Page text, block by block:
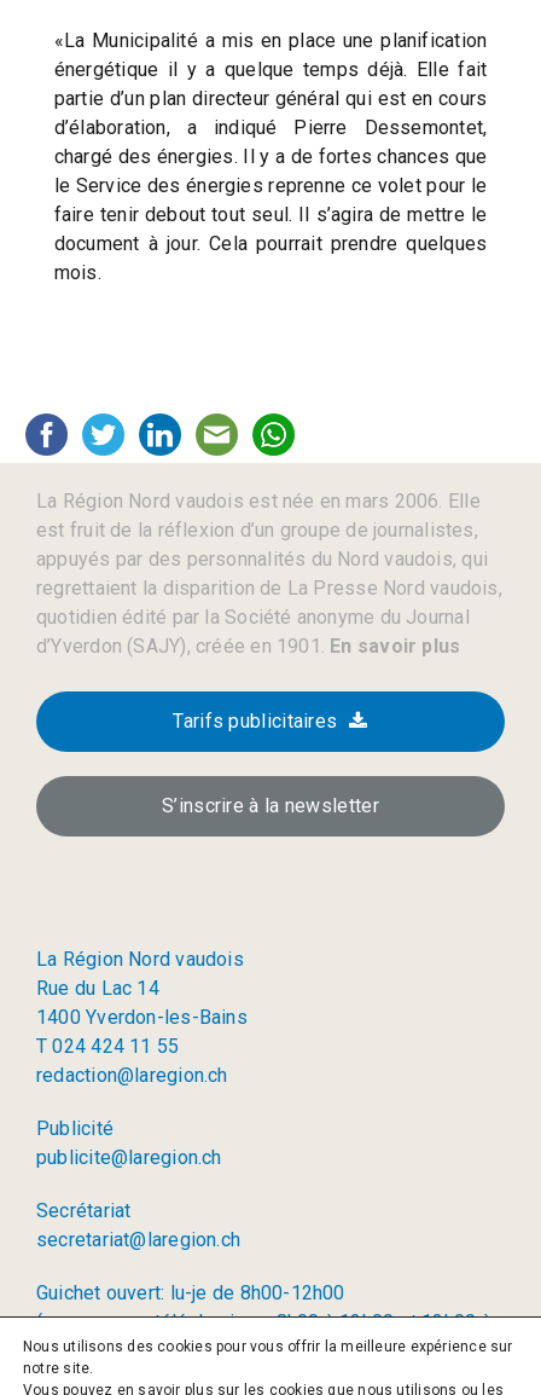
«La Municipalité a mis en place une planification
énergétique il y a quelque temps déjà. Elle fait
partie d’un plan directeur général qui est en cours
d’élaboration, a indiqué Pierre Dessemontet,
chargé des énergies. Il y a de fortes chances que
le Service des énergies reprenne ce volet pour le
faire tenir debout tout seul. Il s’agira de mettre le
document à jour. Cela pourrait prendre quelques
mois.
La Région Nord vaudois est née en mars 2006. Elle
est fruit de la réflexion d’un groupe de journalistes,
appuyés par des personnalités du Nord vaudois, qui
regrettaient la disparition de La Presse Nord vaudois,
quotidien édité par la Société anonyme du Journal
d’Yverdon (SAJY), créée en 1901. En savoir plus
Tarifs publicitaires
S’inscrire à la newsletter
La Région Nord vaudois
Rue du Lac 14
1400 Yverdon-les-Bains
T 024 424 11 55
redaction@laregion.ch
Publicité
publicite@laregion.ch
Secrétariat
secretariat@laregion.ch
Guichet ouvert: lu-je de 8h00-12h00
(permanence téléphonique: 8h00 à 12h00 et 13h00 à
17h00)
Nous utilisons des cookies pour vous offrir la meilleure expérience sur
notre site.
Vous pouvez en savoir plus sur les cookies que nous utilisons ou les